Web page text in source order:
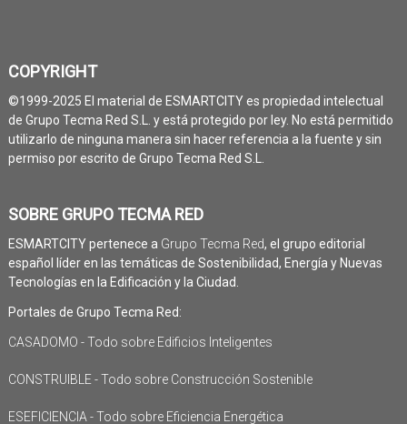
COPYRIGHT
©1999-2025 El material de ESMARTCITY es propiedad intelectual
de Grupo Tecma Red S.L. y está protegido por ley. No está permitido
utilizarlo de ninguna manera sin hacer referencia a la fuente y sin
permiso por escrito de Grupo Tecma Red S.L.
SOBRE GRUPO TECMA RED
ESMARTCITY pertenece a Grupo Tecma Red, el grupo editorial
español líder en las temáticas de Sostenibilidad, Energía y Nuevas
Tecnologías en la Edificación y la Ciudad.
Portales de Grupo Tecma Red:
CASADOMO - Todo sobre Edificios Inteligentes
CONSTRUIBLE - Todo sobre Construcción Sostenible
ESEFICIENCIA - Todo sobre Eficiencia Energética